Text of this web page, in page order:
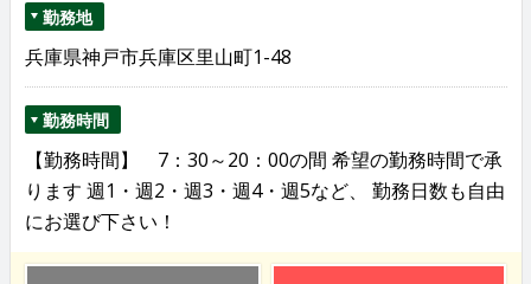
勤務地
兵庫県神戸市兵庫区里山町1-48
勤務時間
【勤務時間】 7：30～20：00の間 希望の勤務時間で承
ります 週1・週2・週3・週4・週5など、 勤務日数も自由
にお選び下さい！